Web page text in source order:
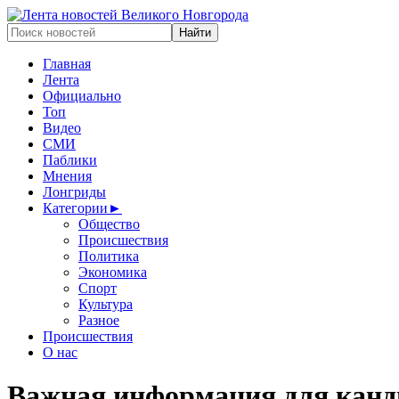
Главная
Лента
Официально
Топ
Видео
СМИ
Паблики
Мнения
Лонгриды
Категории ►
Общество
Происшествия
Политика
Экономика
Спорт
Культура
Разное
Происшествия
О нас